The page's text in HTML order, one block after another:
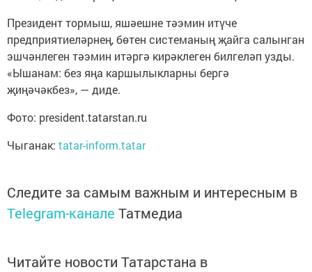
Президент тормыш, яшәешне тәэмин итүче
предприятиеләрнең, бөтен системаның җайга салынган
эшчәнлеген тәэмин итәргә кирәклеген билгеләп узды.
«Ышанам: без яңа каршылыкларны бергә
җиңәчәкбез», — диде.
Фото: president.tatarstan.ru
Чыганак: tatar-inform.tatar
Следите за самым важным и интересным в
Telegram-канале Татмедиа
Читайте новости Татарстана в